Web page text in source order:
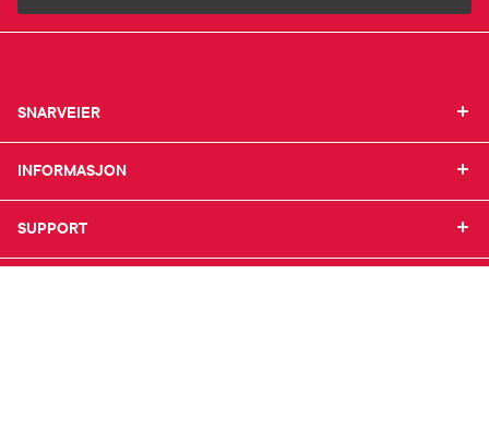
SNARVEIER
SNARVEIER
Mine favoritter
Mine resepter
Resepthistorikk
INFORMASJON
INFORMASJON
Jobb hos oss
Pressekontakt
SUPPORT
SUPPORT
Kontakt oss